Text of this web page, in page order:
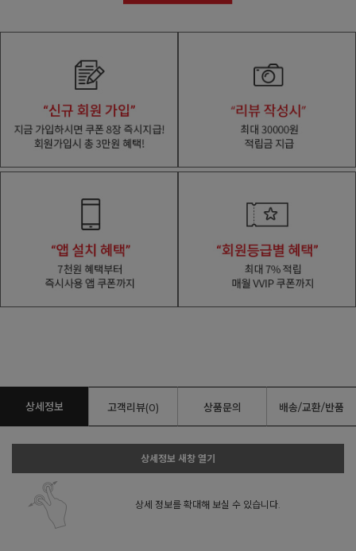
상세정보 고객리뷰(0) 상품문의 배송/교환/반품
상세정보 새창 열기
상세 정보를 확대해 보실 수 있습니다.